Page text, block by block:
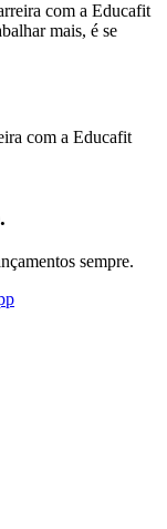
com a Educafit
mais, é se
com a Educafit
sempre.